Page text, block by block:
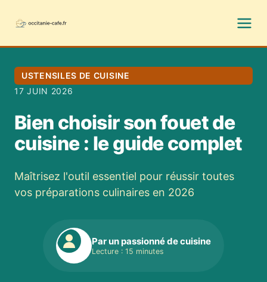
USTENSILES DE CUISINE
17 JUIN 2026
Bien choisir son fouet de
cuisine : le guide complet
Maîtrisez l'outil essentiel pour réussir toutes
vos préparations culinaires en 2026
Par un passionné de cuisine
Lecture : 15 minutes